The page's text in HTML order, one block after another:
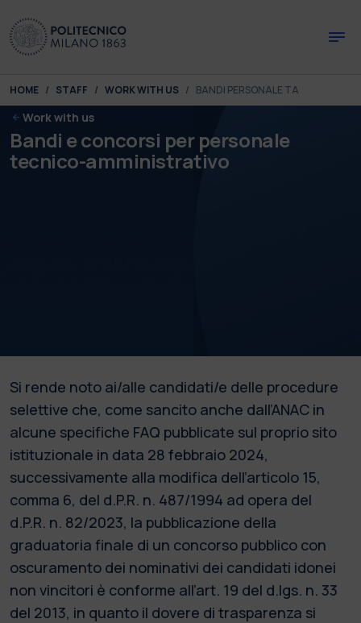
You are here:
HOME STAFF WORK WITH US BANDI PERSONALE TA
Work with us
Bandi e concorsi per personale
tecnico-amministrativo
Si rende noto ai/alle candidati/e delle procedure
selettive che, come sancito anche dall’ANAC in
alcune specifiche FAQ pubblicate sul proprio sito
istituzionale in data 28 febbraio 2024,
successivamente alla modifica dell’articolo 15,
comma 6, del d.P.R. n. 487/1994 ad opera del
d.P.R. n. 82/2023, la pubblicazione della
graduatoria finale di un concorso pubblico con
oscuramento dei nominativi dei candidati idonei
non vincitori è conforme all’art. 19 del d.lgs. n. 33
del 2013, in quanto il dovere di trasparenza si